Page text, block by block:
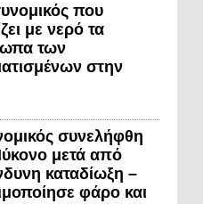
που
με νερό τα
των
στην
συνελήφθη
μετά από
καταδίωξη –
φάρο και